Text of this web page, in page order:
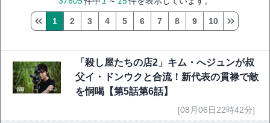
1 2 3 4 5 6 7 8 9 10
「殺し屋たちの店2」キム・へジュンが叔
父イ・ドンウクと合流！新代表の貫禄で敵
を恫喝【第5話第6話】
[08月06日22時42分]